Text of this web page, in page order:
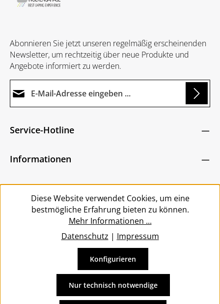
Abonnieren Sie jetzt unseren regelmäßig erscheinenden
Newsletter, um rechtzeitig über neue Produkte und
Angebote informiert zu werden.
Ich habe dieDatenschutzbestimmungen
bin mit ihnen einverstanden.
Zeichen ein*
Die mit einem Stern (*) markierten Felder sind
Service-Hotline
Informationen
Service
Vertrag widerrufen
und ggf. Nachnahmegebühren, wenn nicht anders
angegeben.
Diese Website verwendet Cookies, um eine
bestmögliche Erfahrung bieten zu können.
Mehr Informationen ...
Datenschutz | Impressum
Nur technisch notwendige
Konfigurieren